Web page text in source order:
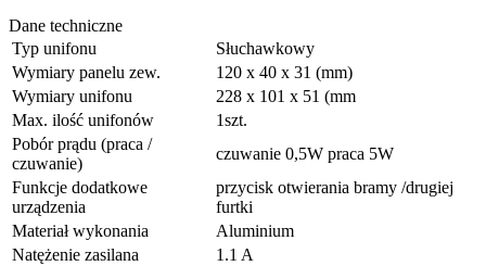
Dane techniczne
Typ unifonu
Słuchawkowy
Wymiary panelu zew.
120 x 40 x 31 (mm)
Wymiary unifonu
228 x 101 x 51 (mm
Max. ilość unifonów
1szt.
Pobór prądu (praca /
czuwanie)
czuwanie 0,5W praca 5W
Funkcje dodatkowe
urządzenia
przycisk otwierania bramy /drugiej
furtki
Materiał wykonania
Aluminium
Natężenie zasilana
1.1 A